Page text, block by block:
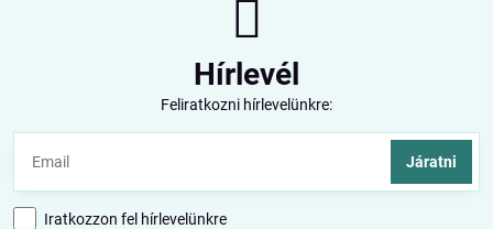
Hírlevél
Feliratkozni hírlevelünkre:
Járatni
Iratkozzon fel hírlevelünkre